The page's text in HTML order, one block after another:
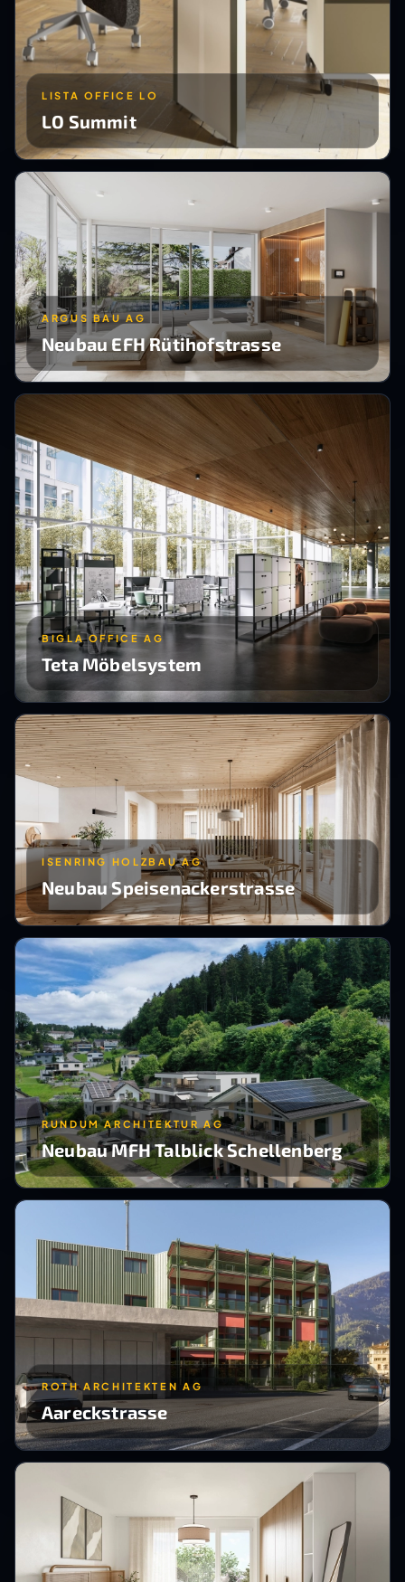
LISTA OFFICE LO
LO Summit
ARGUS BAU AG
Neubau EFH Rütihofstrasse
BIGLA OFFICE AG
Teta Möbelsystem
ISENRING HOLZBAU AG
Neubau Speisenackerstrasse
RUNDUM ARCHITEKTUR AG
Neubau MFH Talblick Schellenberg
ROTH ARCHITEKTEN AG
Aareckstrasse